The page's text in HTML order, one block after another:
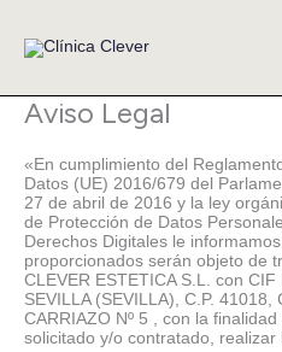
contenido
Aviso Legal
«En cumplimiento del
Datos (UE) 2016/679 del
27 de abril de 2016 y la ley
de Protección de Datos
Derechos Digitales le
proporcionados serán objeto de
CLEVER ESTETICA S.L. con
SEVILLA (SEVILLA), C.P. 41018,
CARRIAZO Nº 5 , con la
solicitado y/o contratado, realizar